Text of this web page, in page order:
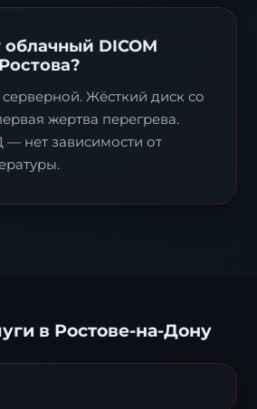
DICOM
серверной. Жёсткий диск со
жертва перегрева.
нет зависимости от
в Ростове-на-Дону